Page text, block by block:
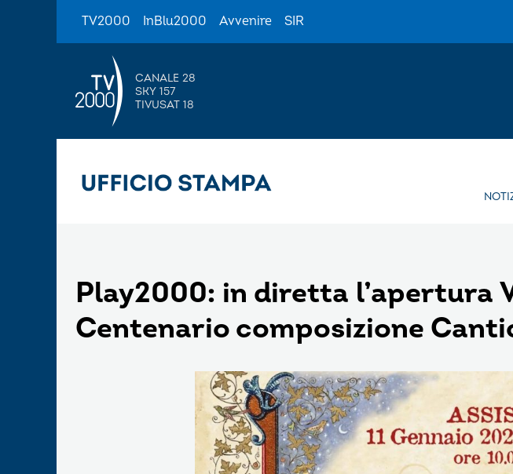
TV2000 InBlu2000 Avvenire SIR
CANALE 28
SKY 157
TIVUSAT 18
Play2000: in diretta l’apertura
Centenario composizione